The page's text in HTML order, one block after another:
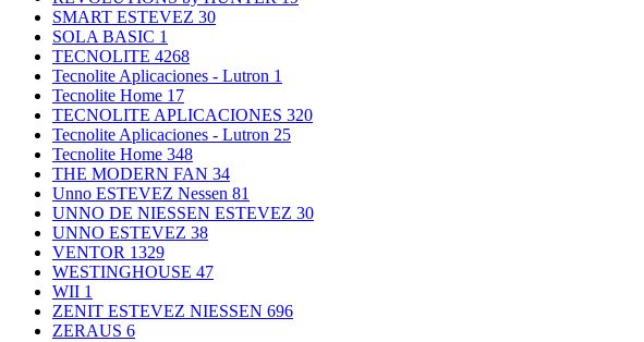
SMART ESTEVEZ 30
SOLA BASIC 1
TECNOLITE 4268
Tecnolite Aplicaciones - Lutron 1
Tecnolite Home 17
TECNOLITE APLICACIONES 320
Tecnolite Aplicaciones - Lutron 25
Tecnolite Home 348
THE MODERN FAN 34
Unno ESTEVEZ Nessen 81
UNNO DE NIESSEN ESTEVEZ 30
UNNO ESTEVEZ 38
VENTOR 1329
WESTINGHOUSE 47
WII 1
ZENIT ESTEVEZ NIESSEN 696
ZERAUS 6